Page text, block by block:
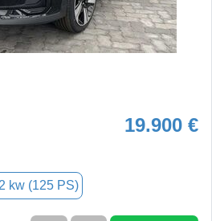
19.900 €
kw (125 PS)